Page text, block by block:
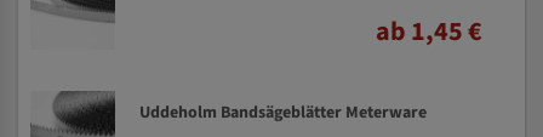
ab 1,45 €
Uddeholm Bandsägeblätter Meterware